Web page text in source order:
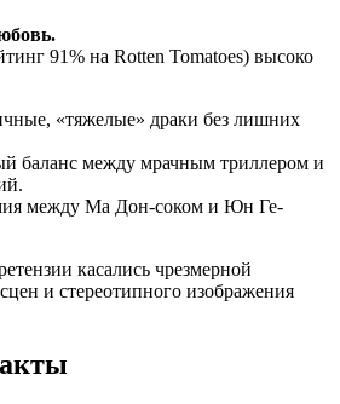
91% на Rotten Tomatoes) высоко
«тяжелые» драки без лишних
баланс между мрачным триллером и
между Ма Дон-соком и Юн Ге-
касались чрезмерной
и стереотипного изображения